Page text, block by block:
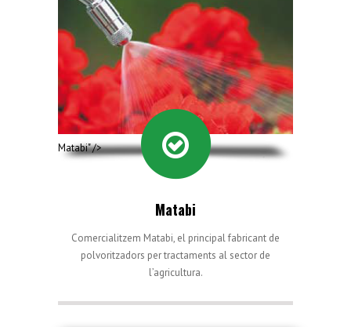
Matabi" />
Matabi
Comercialitzem Matabi, el principal fabricant de
polvoritzadors per tractaments al sector de
l’agricultura.